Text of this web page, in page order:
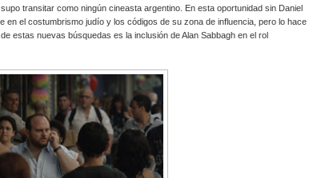
transitar como ningún cineasta argentino. En esta oportunidad sin Daniel
en el costumbrismo judío y los códigos de su zona de influencia, pero lo hace
estas nuevas búsquedas es la inclusión de Alan Sabbagh en el rol